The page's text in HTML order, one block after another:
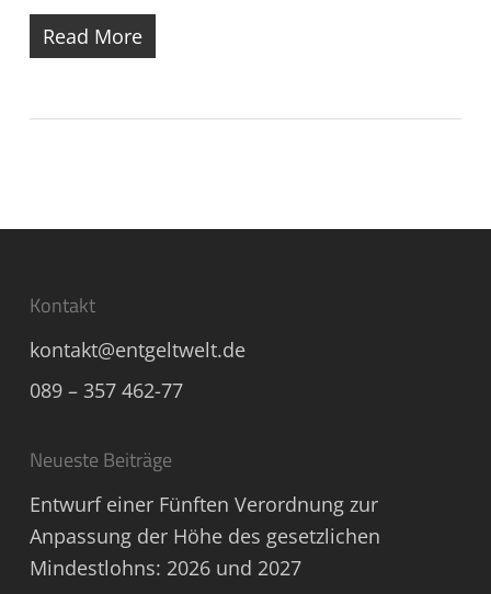
Read More
Kontakt
kontakt@entgeltwelt.de
089 – 357 462-77
Neueste Beiträge
Entwurf einer Fünften Verordnung zur
Anpassung der Höhe des gesetzlichen
Mindestlohns: 2026 und 2027